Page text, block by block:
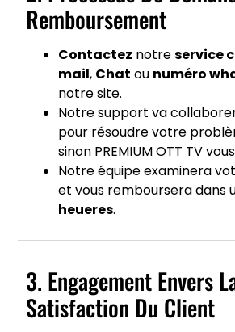
Remboursement
Contactez notreservice
mail, Chat ou numéro
notre site.
Notre support va
pour résoudre votre
sinon PREMIUM OTT TV
Notre équipe examinera
et vous remboursera dans
heueres.
3. Engagement Envers
Satisfaction Du Client